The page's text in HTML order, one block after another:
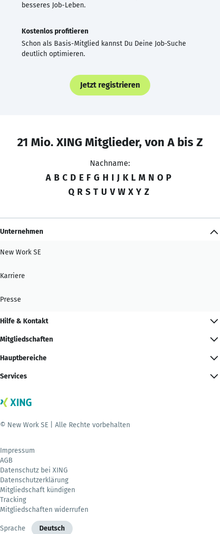
besseres Job-Leben.
Kostenlos profitieren
Schon als Basis-Mitglied kannst Du Deine Job-Suche
deutlich optimieren.
Jetzt registrieren
21 Mio. XING Mitglieder, von A bis Z
Nachname:
A B C D E F G H I J K L M N O P
Q R S T U V W X Y Z
Unternehmen
New Work SE
Karriere
Presse
Hilfe & Kontakt
Mitgliedschaften
Hauptbereiche
Services
© New Work SE | Alle Rechte vorbehalten
Impressum
AGB
Datenschutz bei XING
Datenschutzerklärung
Mitgliedschaft kündigen
Tracking
Mitgliedschaften widerrufen
Sprache Deutsch